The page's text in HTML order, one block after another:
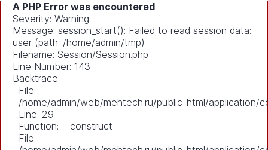
A PHP Error was encountered
Severity: Warning
Message: session_start(): Failed to read session data:
user (path: /home/admin/tmp)
Filename: Session/Session.php
Line Number: 143
Backtrace:
File:
/home/admin/web/mehtech.ru/public_html/application/
Line: 29
Function: __construct
File: